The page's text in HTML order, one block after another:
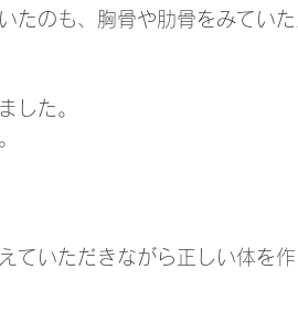
たのも、胸骨や肋骨をみてい
した。
ていただきながら正しい体を